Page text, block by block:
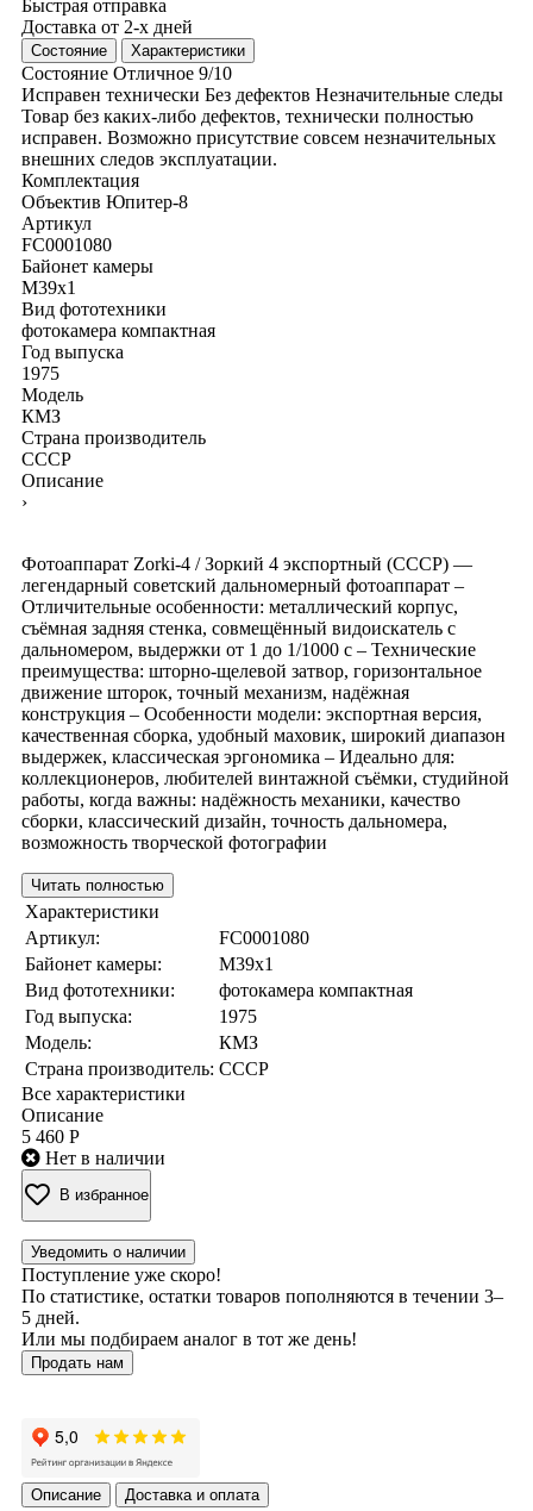
Быстрая отправка
Доставка от 2-х дней
Состояние Характеристики
Состояние Отличное 9/10
Исправен технически Без дефектов Незначительные следы
Товар без каких-либо дефектов, технически полностью
исправен. Возможно присутствие совсем незначительных
внешних следов эксплуатации.
Комплектация
Объектив Юпитер-8
Артикул
FC0001080
Байонет камеры
M39x1
Вид фототехники
фотокамера компактная
Год выпуска
1975
Модель
КМЗ
Страна производитель
СССР
Описание
›
Фотоаппарат Zorki-4 / Зоркий 4 экспортный (СССР) —
легендарный советский дальномерный фотоаппарат –
Отличительные особенности: металлический корпус,
съёмная задняя стенка, совмещённый видоискатель с
дальномером, выдержки от 1 до 1/1000 с – Технические
преимущества: шторно-щелевой затвор, горизонтальное
движение шторок, точный механизм, надёжная
конструкция – Особенности модели: экспортная версия,
качественная сборка, удобный маховик, широкий диапазон
выдержек, классическая эргономика – Идеально для:
коллекционеров, любителей винтажной съёмки, студийной
работы, когда важны: надёжность механики, качество
сборки, классический дизайн, точность дальномера,
возможность творческой фотографии
Читать полностью
Характеристики
Артикул:
FC0001080
Байонет камеры:
M39x1
Вид фототехники:
фотокамера компактная
Год выпуска:
1975
Модель:
КМЗ
Страна производитель: СССР
Все характеристики
Описание
5 460 Р
Нет в наличии
В избранное
Уведомить о наличии
Поступление уже скоро!
По статистике, остатки товаров пополняются в течении 3–
5 дней.
Или мы подбираем аналог в тот же день!
Продать нам
Описание Доставка и оплата